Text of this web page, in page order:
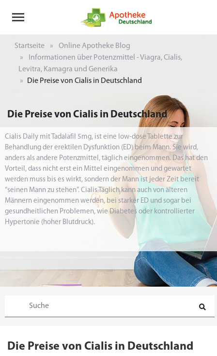
Startseite
Online Apotheke Blog
Informationen über Potenzmittel - Viagra, Cialis,
Levitra, Kamagra und Generika
Die Preise von Cialis in Deutschland
Die Preise von Cialis in Deutschland
Cialis Daily mit Tadalafil 5mg, ist eine low-dose Tablette zur
Behandlung der erektilen Dysfunktion (ED) beim Mann. Sie wird,
anders als andere Potenzmittel, täglich eingenommen. Das hat den
Vorteil, dass nicht erst ein Mittel eingenommen und gewartet
werden muss bis es wirkt, sondern der Mann ist jeder Zeit bereit
“seinen Mann zu stehen”. Cialis Täglich kann auch von älteren
Männern eingenommen werden, bei starker ED und sogar bei
gesundheitlichen Problemen, wie Diabetes oder kontrollierter
Hypertonie (hoher Blutdruck).
Die Preise von Cialis in Deutschland